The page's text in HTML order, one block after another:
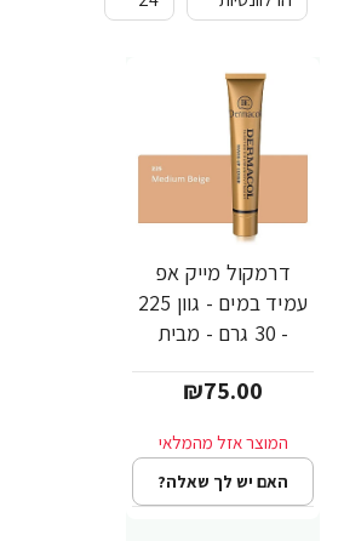
דרמקול מייק אפ
עמיד במים - גוון 225
- 30 גרם - מבית
₪75.00
האם יש לך שאלה?